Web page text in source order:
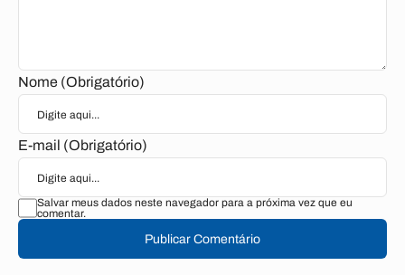
Nome (Obrigatório)
E-mail (Obrigatório)
Salvar meus dados neste navegador para a próxima vez que eu
comentar.
Publicar Comentário